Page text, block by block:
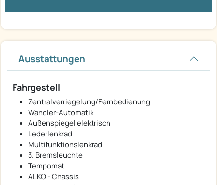
Ausstattungen
Fahrgestell
Zentralverriegelung/Fernbedienung
Wandler-Automatik
Außenspiegel elektrisch
Lederlenkrad
Multifunktionslenkrad
3. Bremsleuchte
Tempomat
ALKO - Chassis